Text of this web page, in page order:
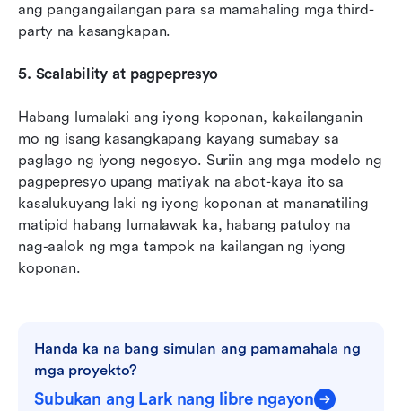
ang pangangailangan para sa mamahaling mga third-
party na kasangkapan.
5. Scalability at pagpepresyo
Habang lumalaki ang iyong koponan, kakailanganin
mo ng isang kasangkapang kayang sumabay sa
paglago ng iyong negosyo. Suriin ang mga modelo ng
pagpepresyo upang matiyak na abot-kaya ito sa
kasalukuyang laki ng iyong koponan at mananatiling
matipid habang lumalawak ka, habang patuloy na
nag-aalok ng mga tampok na kailangan ng iyong
koponan.
Handa ka na bang simulan ang pamamahala ng
mga proyekto?
Subukan ang Lark nang libre ngayon